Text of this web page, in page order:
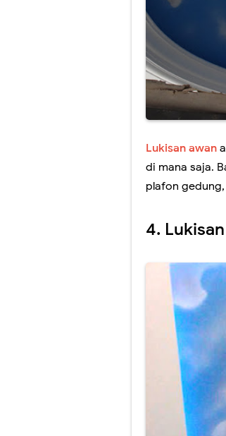
Lukisan awan
di mana saja.
plafon
4.